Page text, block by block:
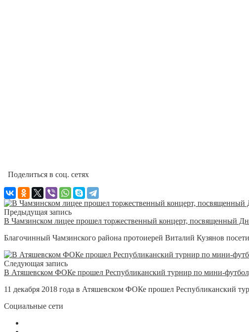
Поделиться в соц. сетях
Предыдущая запись
В Чамзинском лицее прошел торжественный концерт, посвященный
Благочинный Чамзинского района протоиерей Виталий Кузянов
Следующая запись
В Атяшевском ФОКе прошел Республиканский турнир по мини-
11 декабря 2018 года в Атяшевском ФОКе прошел Республиканский
Социальные сети